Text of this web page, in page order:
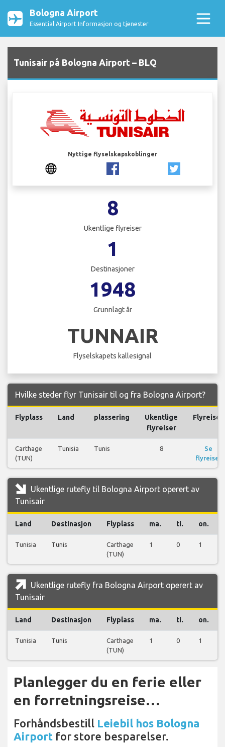
Bologna Airport
Essential Airport Informasjon og tjenester
Tunisair på Bologna Airport – BLQ
Nyttige flyselskapskoblinger
8
Ukentlige flyreiser
1
Destinasjoner
1948
Grunnlagt år
TUNNAIR
Flyselskapets kallesignal
Hvilke steder flyr Tunisair til og fra Bologna Airport?
Flyplass Land plassering
Ukentlige
flyreiser
Flyreiser
Carthage
(TUN)
Tunisia Tunis 8
Se
flyreiser
Ukentlige rutefly til Bologna Airport operert av
Tunisair
Land Destinasjon Flyplass ma. ti. on.
Tunisia Tunis
Carthage
(TUN)
1 0 1
Ukentlige rutefly fra Bologna Airport operert av
Tunisair
Land Destinasjon Flyplass ma. ti. on.
Tunisia Tunis
Carthage
(TUN)
1 0 1
Planlegger du en ferie eller
en forretningsreise…
Forhåndsbestill Leiebil hos Bologna
Airport for store besparelser.